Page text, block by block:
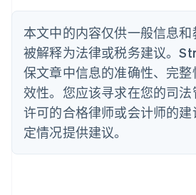
本文中的内容仅供一般信息
被解释为法律或税务建议。
保文章中信息的准确性、完
效性。您应该寻求在您的司
许可的合格律师或会计师的
定情况提供建议。
English
丹麦
English
德国
DeutschEnglish
法国
FrançaisEnglish
芬兰
EnglishSvenska